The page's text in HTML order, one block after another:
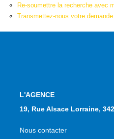
NOS
Re-soumettre la recherche avec
Transmettez-nous votre demande
L'AGENCE
19, Rue Alsace Lorraine,
Nous contacter